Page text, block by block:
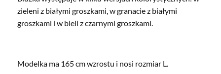
zieleni z białymi groszkami, w granacie z białymi
groszkami i w bieli z czarnymi groszkami.
Modelka ma 165 cm wzrostu i nosi rozmiar L.